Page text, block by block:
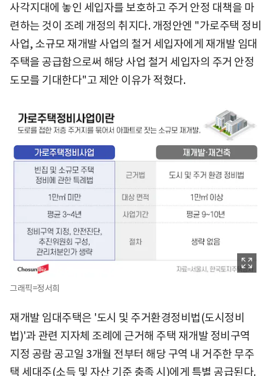
사각지대에 놓인 세입자를 보호하고 주거 안정 대책을 마
련하는 것이 조례 개정의 취지다. 개정안엔 "가로주택 정비
사업, 소규모 재개발 사업의 철거 세입자에게 재개발 임대
주택을 공급함으로써 해당 사업 철거 세입자의 주거 안정
도모를 기대한다"고 제안 이유가 적혔다.
그래픽=정서희
재개발 임대주택은 '도시 및 주거환경정비법(도시정비
법)'과 관련 지자체 조례에 근거해 주택 재개발 정비구역
지정 공람 공고일 3개월 전부터 해당 구역 내 거주한 무주
택 세대주(소득 및 자산 기준 충족 시)에게 특별 공급된다.